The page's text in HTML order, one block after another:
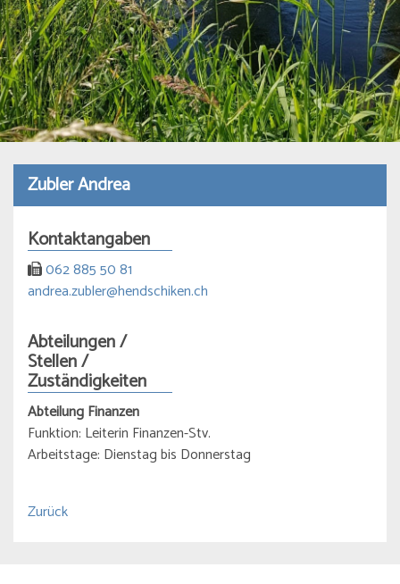
Zubler Andrea
Kontaktangaben
062 885 50 81
andrea.zubler@hendschiken.ch
Abteilungen /
Stellen /
Zuständigkeiten
Abteilung Finanzen
Funktion: Leiterin Finanzen-Stv.
Arbeitstage: Dienstag bis Donnerstag
Zurück